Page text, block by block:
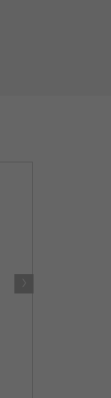
›